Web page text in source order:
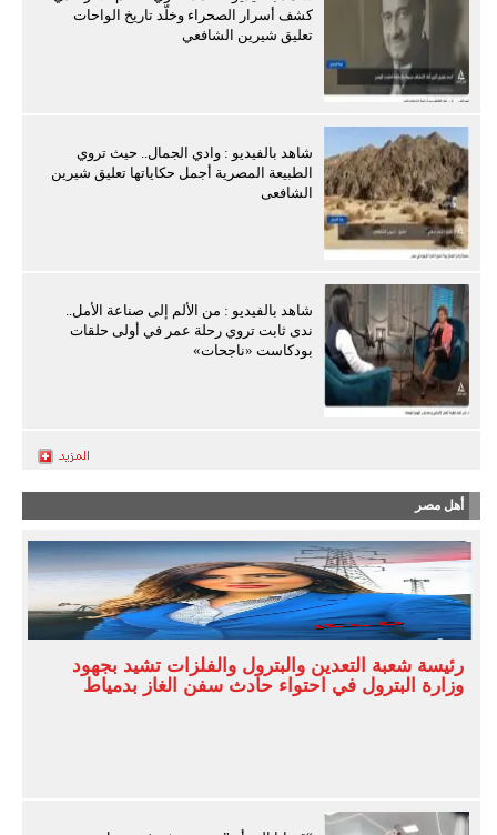
كشف أسرار الصحراء وخلّد تاريخ الواحات
تعليق شيرين الشافعي
شاهد بالفيديو : وادي الجمال.. حيث تروي
الطبيعة المصرية أجمل حكاياتها تعليق شيرين
الشافعى
شاهد بالفيديو : من الألم إلى صناعة الأمل..
ندى ثابت تروي رحلة عمر في أولى حلقات
بودكاست «ناجحات»
أهل مصر
رئيسة شعبة التعدين والبترول والفلزات تشيد بجهود
وزارة البترول في احتواء حادث سفن الغاز بدمياط